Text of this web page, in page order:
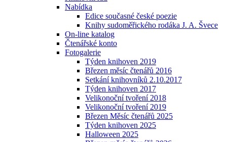
Nabídka
Edice současné české poezie
Knihy sudoměřického rodáka J. A. Švece
On-line katalog
Čtenářské konto
Fotogalerie
Týden knihoven 2019
Březen měsíc čtenářů 2016
Setkání knihovníků 2.10.2017
Týden knihoven 2017
Velikonoční tvoření 2018
Velikonoční tvoření 2019
Březen Měsíc čtenářů 2025
Týden knihoven 2025
Halloween 2025